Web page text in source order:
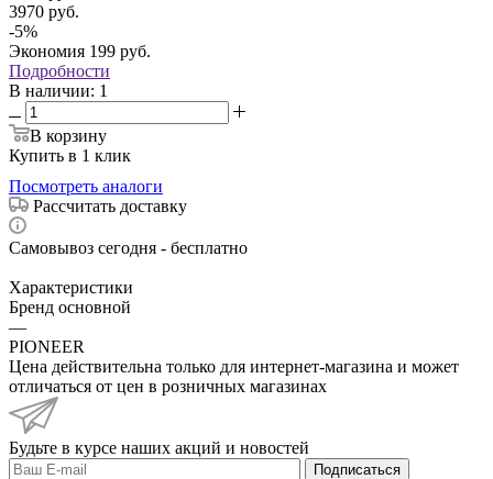
3970 руб.
-5%
Экономия 199 руб.
Подробности
В наличии: 1
В корзину
Купить в 1 клик
Посмотреть аналоги
Рассчитать доставку
Самовывоз сегодня - бесплатно
Характеристики
Бренд основной
—
PIONEER
Цена действительна только для интернет-магазина и может
отличаться от цен в розничных магазинах
Будьте в курсе наших акций и новостей
Подписаться